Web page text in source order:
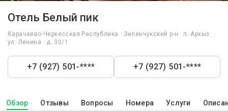
Отель Белый пик
Карачаево-Черкесская Республика · Зеленчукский р-н · п. Архыз ·
ул. Ленина · д. 30/1
+7 (927) 501-**** +7 (927) 501-****
Обзор Отзывы Вопросы Номера Услуги